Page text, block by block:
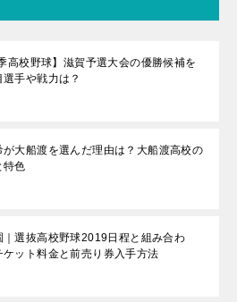
高校野球】滋賀予選大会の優勝候補を
手や戦力は？
が大船渡を選んだ理由は？大船渡高校の
特色
｜選抜高校野球2019日程と組み合わ
ケット料金と前売り券入手方法